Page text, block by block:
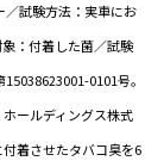
試験方法：実車にお
：付着した菌／試験
0101号。
ールディングス株式
着させたタバコ臭を6